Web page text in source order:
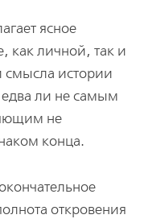
ясное
как личной, так и
истории
едва ли не самым
не
конца.
откровения